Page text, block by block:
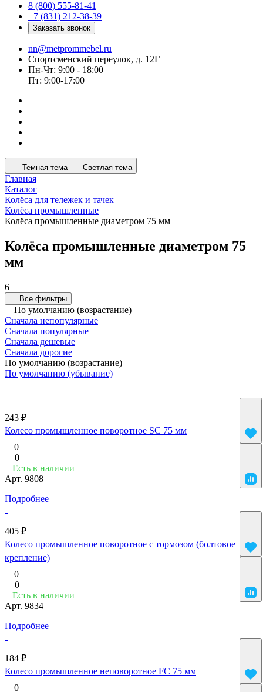
8 (800) 555-81-41
+7 (831) 212-38-39
Заказать звонок
nn@metprommebel.ru
Спортсменский переулок, д. 12Г
Пн-Чт: 9:00 - 18:00
Пт: 9:00-17:00
Темная тема Светлая тема
Главная
Каталог
Колёса для тележек и тачек
Колёса промышленные
Колёса промышленные диаметром 75 мм
Колёса промышленные диаметром 75
мм
6
Все фильтры
По умолчанию (возрастание)
Сначала непопулярные
Сначала популярные
Сначала дешевые
Сначала дорогие
По умолчанию (возрастание)
По умолчанию (убывание)
243 ₽
Колесо промышленное поворотное SC 75 мм
0
0
Есть в наличии
Арт. 9808
Подробнее
405 ₽
Колесо промышленное поворотное с тормозом (болтовое
крепление)
0
0
Есть в наличии
Арт. 9834
Подробнее
184 ₽
Колесо промышленное неповоротное FC 75 мм
0